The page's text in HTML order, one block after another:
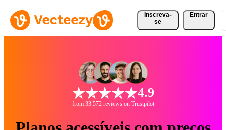
Inscreva-
se
Entrar
4.9
from 33.572 reviews on Trustpilot